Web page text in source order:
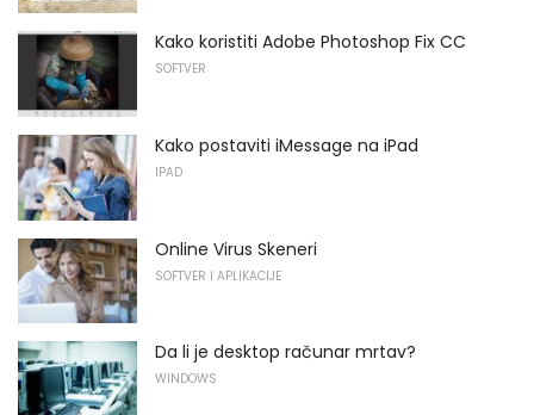
Kako koristiti Adobe Photoshop Fix CC
SOFTVER
Kako postaviti iMessage na iPad
IPAD
Online Virus Skeneri
SOFTVER I APLIKACIJE
Da li je desktop računar mrtav?
WINDOWS